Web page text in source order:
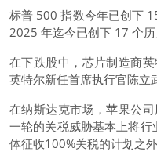
标普 500 指数今年已创下
2025 年迄今已创下 17 个历
在下跌股中，芯片制造商
英特尔新任首席执行官陈立
在纳斯达克市场，苹果公
一轮的关税威胁基本上将
体征收100%关税的计划之外